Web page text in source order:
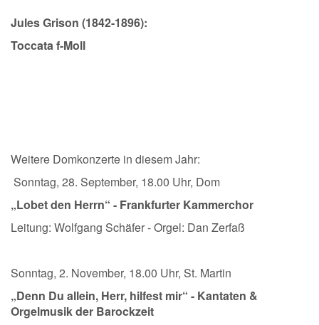
Jules Grison (1842-1896):
Toccata f-Moll
Weitere Domkonzerte in diesem Jahr:
Sonntag, 28. September, 18.00 Uhr, Dom
„Lobet den Herrn“ - Frankfurter Kammerchor
Leitung: Wolfgang Schäfer - Orgel: Dan Zerfaß
Sonntag, 2. November, 18.00 Uhr, St. Martin
„Denn Du allein, Herr, hilfest mir“ - Kantaten &
Orgelmusik der Barockzeit